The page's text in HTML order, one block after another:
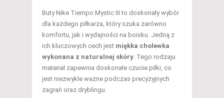
Buty Nike Tiempo Mystic III to doskonały wybór
dla każdego piłkarza, który szuka zarówno
komfortu, jak i wydajności na boisku. Jedną z
ich kluczowych cech jest miękka cholewka
wykonana z naturalnej skóry . Tego rodzaju
materiał zapewnia doskonałe czucie piłki, co
jest niezwykle ważne podczas precyzyjnych
zagrań oraz dryblingu.